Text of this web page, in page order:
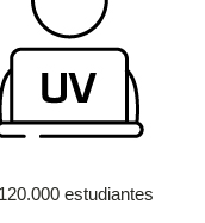
estudiantes